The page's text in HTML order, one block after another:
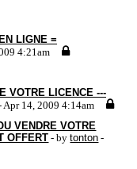
LIGNE =
4:21am
VOTRE LICENCE ---
Apr 14, 2009 4:14am
VENDRE VOTRE
OFFERT - bytonton -